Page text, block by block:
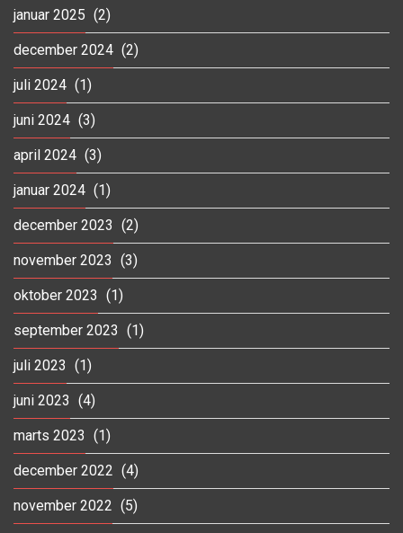
januar 2025 (2)
december 2024 (2)
juli 2024 (1)
juni 2024 (3)
april 2024 (3)
januar 2024 (1)
december 2023 (2)
november 2023 (3)
oktober 2023 (1)
september 2023 (1)
juli 2023 (1)
juni 2023 (4)
marts 2023 (1)
december 2022 (4)
november 2022 (5)